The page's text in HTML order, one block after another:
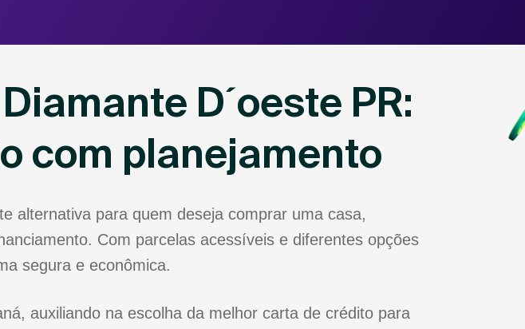
D´oeste PR:
com planejamento
alternativa para quem deseja comprar uma casa,
Com parcelas acessíveis e diferentes opções
segura e econômica.
auxiliando na escolha da melhor carta de crédito para